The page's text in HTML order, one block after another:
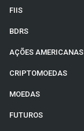
FIIS
BDRS
AÇÕES AMERICANAS
CRIPTOMOEDAS
MOEDAS
FUTUROS